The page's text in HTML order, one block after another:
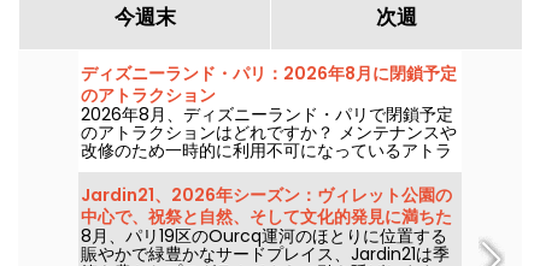
今週末 次週
ディズニーランド・パリ：2026年8月に閉鎖予定
のアトラクション
2026年8月、ディズニーランド・パリで閉鎖予定
のアトラクションはどれですか？ メンテナンスや
改修のため一時的に利用不可になっているアトラ
クションの一覧を確認して、パーク訪問の計画を
立てましょう。
Jardin21、2026年シーズン：ヴィレット公園の
中心で、祝祭と自然、そして文化的発見に満ちた
一週間
8月、パリ19区のOurcq運河のほとりに位置する
賑やかで緑豊かなサードプレイス、Jardin21は季